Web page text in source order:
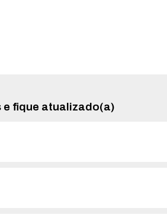
e fique atualizado(a)